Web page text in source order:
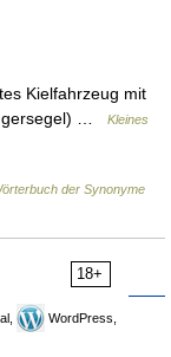
Kielfahrzeug mit
…
Kleines
der Synonyme
18+
WordPress,